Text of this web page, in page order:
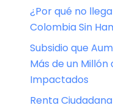
¿Por qué no
Colombia Sin
Subsidio que
Más de un
Impactados
Renta